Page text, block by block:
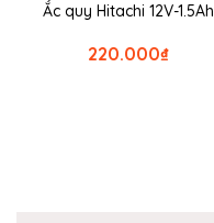
Ắc quy Hitachi 12V-1.5Ah
₫
220.000